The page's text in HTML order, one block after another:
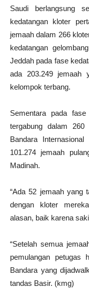
Saudi berlangsung
kedatangan kloter
jemaah dalam 266
kedatangan
Jeddah pada fase
ada 203.249 jemaah
kelompok terbang.
Sementara pada
tergabung dalam
Bandara
101.274 jemaah
Madinah.
“Ada 52 jemaah yang
dengan kloter
alasan, baik karena
“Setelah semua
pemulangan petugas
Bandara yang
tandas Basir. (kmg)